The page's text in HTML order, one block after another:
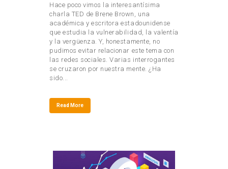
Hace poco vimos la interesantísima
charla TED de Brene Brown, una
académica y escritora estadounidense
que estudia la vulnerabilidad, la valentía
y la vergüenza. Y, honestamente, no
pudimos evitar relacionar este tema con
las redes sociales. Varias interrogantes
se cruzaron por nuestra mente. ¿Ha
sido...
Read More